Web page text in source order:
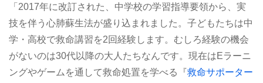
「2017年に改訂された、中学校の学習指導要領から、実
技を伴う心肺蘇生法が盛り込まれました。子どもたちは中
学・高校で救命講習を2回経験します。むしろ経験の機会
がないのは30代以降の大人たちなんです。現在はEラーニ
ングやゲームを通して救命処置を学べる『救命サポーター